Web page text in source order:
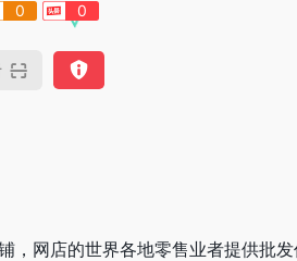
0 0
，网店的世界各地零售业者提供批发